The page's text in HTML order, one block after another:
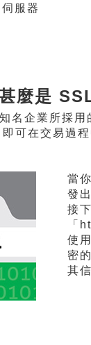
服器
麼是
企業所採用
可在交易過
當
發
接
「
使
密
其